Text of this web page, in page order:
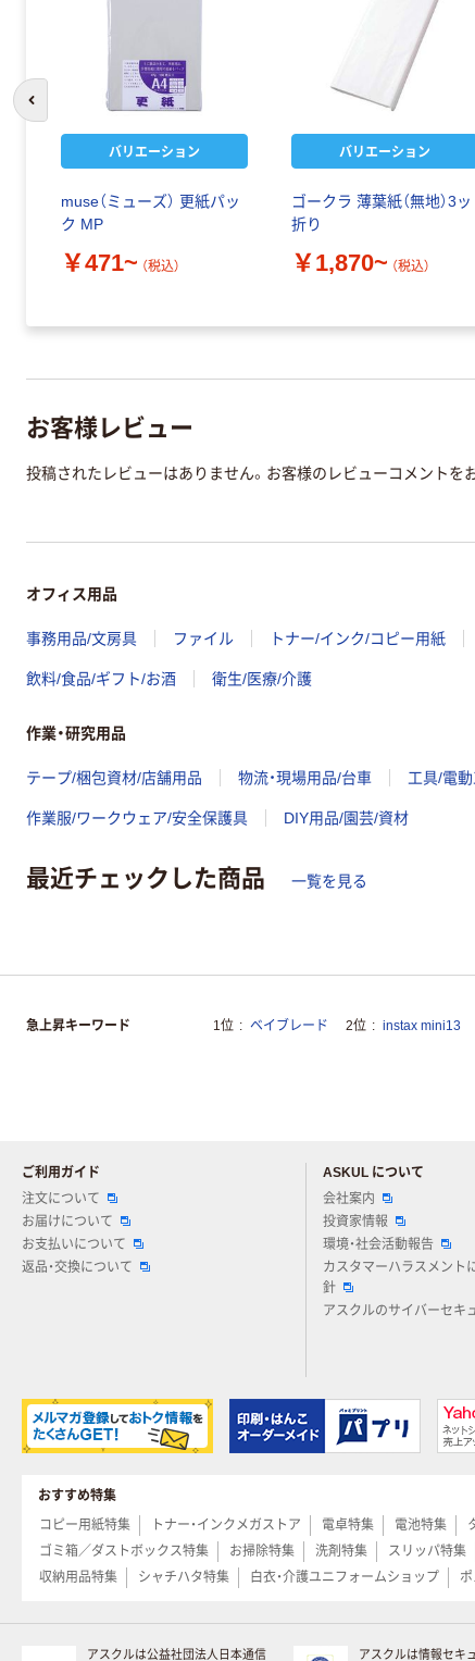
バリエーション
muse（ミューズ） 更紙パッ
ク MP
￥471~ （税込）
バリエーション
ゴークラ 薄葉紙（無地）3ッ
折り
￥1,870~ （税込）
前のスライドへ
お客様レビュー
投稿されたレビューはありません。お客様のレビューコメントを
オフィス用品
事務用品/文房具 ファイル トナー/インク/コピー用紙
飲料/食品/ギフト/お酒 衛生/医療/介護
作業・研究用品
テープ/梱包資材/店舗用品 物流・現場用品/台車 工具/電
作業服/ワークウェア/安全保護具 DIY用品/園芸/資材
最近チェックした商品 一覧を見る
急上昇キーワード 1位 ベイブレード 2位 instax mini13
ご利用ガイド
注文について
お届けについて
お支払いについて
返品・交換について
ASKUL について
会社案内
投資家情報
環境・社会活動報告
カスタマーハラスメント
針
アスクルのサイバーセキ
おすすめ特集
コピー用紙特集
トナー・インクメガストア 電卓特集 電池特集
ゴミ箱／ダストボックス特集
お掃除特集 洗剤特集 スリッパ特集
収納用品特集
シャチハタ特集 白衣・介護ユニフォームショップ
アスクルは公益社団法人日本通信 アスクルは情報セキ